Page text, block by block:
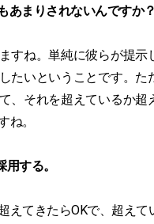
あまりされないんですか？
すね。単純に彼らが提示
たいということです。た
、それを超えているか超
ね。
する。
えてきたらOKで、超えて